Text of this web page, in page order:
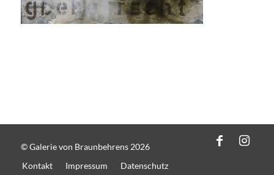
© Galerie von Braunbehrens 2026
Kontakt
Impressum Datenschutz